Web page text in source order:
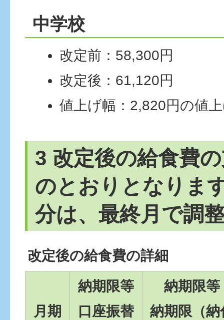
中学校
改定前：58,300円
改定後：61,120円
値上げ幅：2,820円の値
3 改定後の給食費
のとおりとなりま
分は、最終月で調
改定後の給食費の詳細
月期
納期限等
口座振替
納期限等
納期限（納